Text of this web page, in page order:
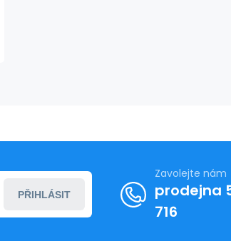
PŘIHLÁSIT
Zavolejte nám
prodejna
716